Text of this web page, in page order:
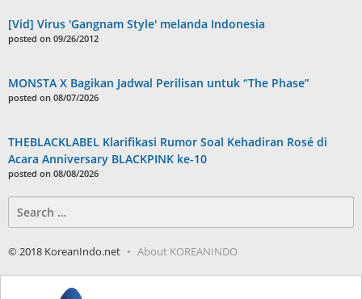
[Vid] Virus 'Gangnam Style' melanda Indonesia
posted on 09/26/2012
MONSTA X Bagikan Jadwal Perilisan untuk “The Phase”
posted on 08/07/2026
THEBLACKLABEL Klarifikasi Rumor Soal Kehadiran Rosé di
Acara Anniversary BLACKPINK ke-10
posted on 08/08/2026
for:
© 2018 KoreanIndo.net About KOREANINDO